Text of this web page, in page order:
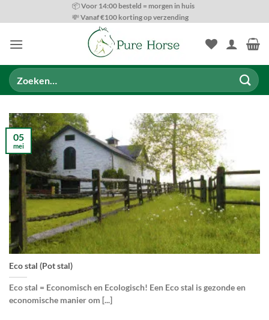
naar
📦 Voor 14:00 besteld = morgen in huis
💸 Vanaf €100 korting op verzending
Zoeken
naar:
Eco stal (Pot stal)
Eco stal = Economisch en Ecologisch! Een Eco stal is gezonde en
economische manier om [...]
05
mei